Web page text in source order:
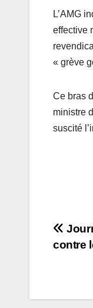
L’AMG
effective
« grève
Ce bras
ministre
suscité
contre